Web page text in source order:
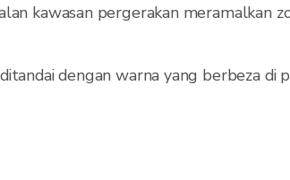
kawasan pergerakan meramalkan
dengan warna yang berbeza di